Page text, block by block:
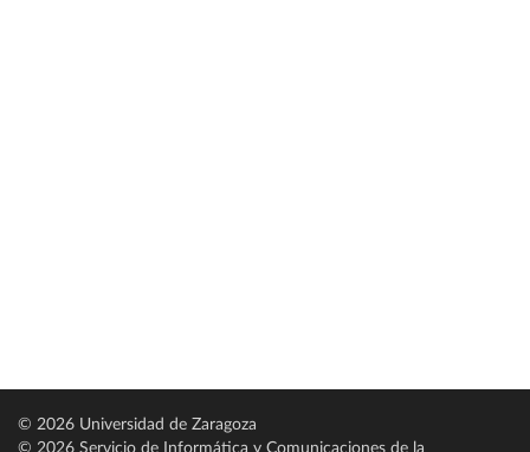
© 2026 Universidad de Zaragoza
© 2026 Servicio de Informática y Comunicaciones de la